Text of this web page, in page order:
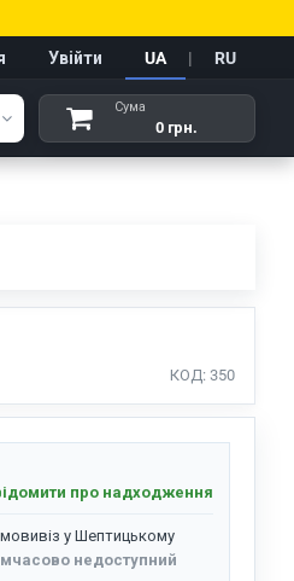
Увійти UA | RU
Сума
0 грн.
КОД: 350
про надходження
у Шептицькому
недоступний